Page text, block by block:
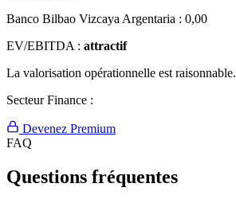
Banco Bilbao Vizcaya Argentaria : 0,00
EV/EBITDA : attractif
La valorisation opérationnelle est raisonnable.
Secteur Finance :
Devenez Premium
FAQ
Questions fréquentes